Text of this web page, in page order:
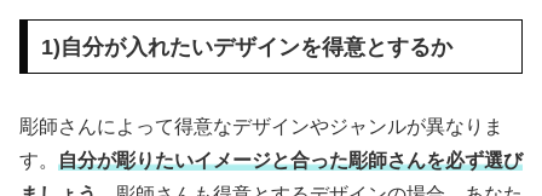
1)自分が入れたいデザインを得意とするか
彫師さんによって得意なデザインやジャンルが異なりま
す。 自分が彫りたいイメージと合った彫師さんを必ず選び